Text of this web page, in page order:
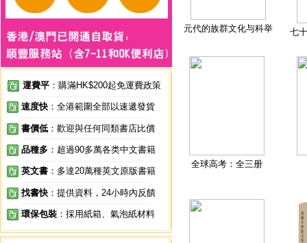
運費平 ：購滿HK$200起免運費政策
速度快 ：全港範圍全部以速遞發貨
書價低 ：歡迎與任何同類書店比價
品種多 ：超過90多萬各类中文書籍
英文書 ：多達20萬種英文原版書籍
找書快 ：提供資料，24小時內反饋
環保包裝 ：採用紙箱、氣泡紙材料
元代的族群文化与科举 七
全球高考：全三册